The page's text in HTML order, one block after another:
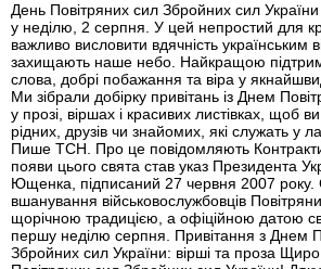
День Повітряних сил Збройних сил
у неділю, 2 серпня. У цей непростий для
важливо висловити вдячність українським
захищають наше небо. Найкращою
слова, добрі побажання та віра у
Ми зібрали добірку привітань із Днем
у прозі, віршах і красивих листівках, щоб
рідних, друзів чи знайомих, які служать у
Пише ТСН. Про це повідомляють
появи цього свята став указ Президента
Ющенка, підписаний 27 червня 2007 року.
вшанування військовослужбовців
щорічною традицією, а офіційною датою
першу неділю серпня. Привітання з Днем
Збройних сил України: вірші та проза